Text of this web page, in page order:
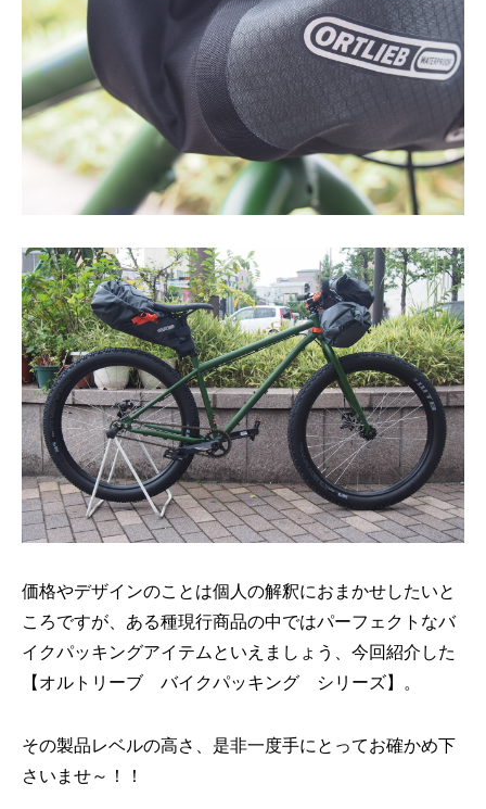
価格やデザインのことは個人の解釈におまかせしたいと
ころですが、ある種現行商品の中ではパーフェクトなバ
イクパッキングアイテムといえましょう、今回紹介した
【オルトリーブ バイクパッキング シリーズ】。
その製品レベルの高さ、是非一度手にとってお確かめ下
さいませ～！！